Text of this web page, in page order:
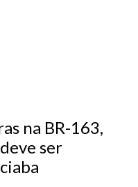
na BR-163,
ser